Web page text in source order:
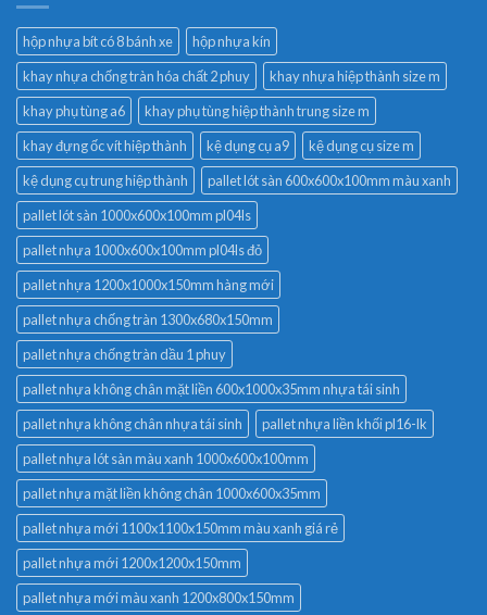
hộp nhựa bít có 8 bánh xe
hộp nhựa kín
khay nhựa chống tràn hóa chất 2 phuy
khay nhựa hiệp thành size m
khay phụ tùng a6
khay phụ tùng hiệp thành trung size m
khay đựng ốc vít hiệp thành
kệ dụng cụ a9
kệ dụng cụ size m
kệ dụng cụ trung hiệp thành
pallet lót sàn 600x600x100mm màu xanh
pallet lót sàn 1000x600x100mm pl04ls
pallet nhựa 1000x600x100mm pl04ls đỏ
pallet nhựa 1200x1000x150mm hàng mới
pallet nhựa chống tràn 1300x680x150mm
pallet nhựa chống tràn dầu 1 phuy
pallet nhựa không chân mặt liền 600x1000x35mm nhựa tái sinh
pallet nhựa không chân nhựa tái sinh
pallet nhựa liền khối pl16-lk
pallet nhựa lót sàn màu xanh 1000x600x100mm
pallet nhựa mặt liền không chân 1000x600x35mm
pallet nhựa mới 1100x1100x150mm màu xanh giá rẻ
pallet nhựa mới 1200x1200x150mm
pallet nhựa mới màu xanh 1200x800x150mm